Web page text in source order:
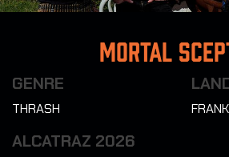
Mortal
GENRE
THRASH
ALCATRAZ 2026